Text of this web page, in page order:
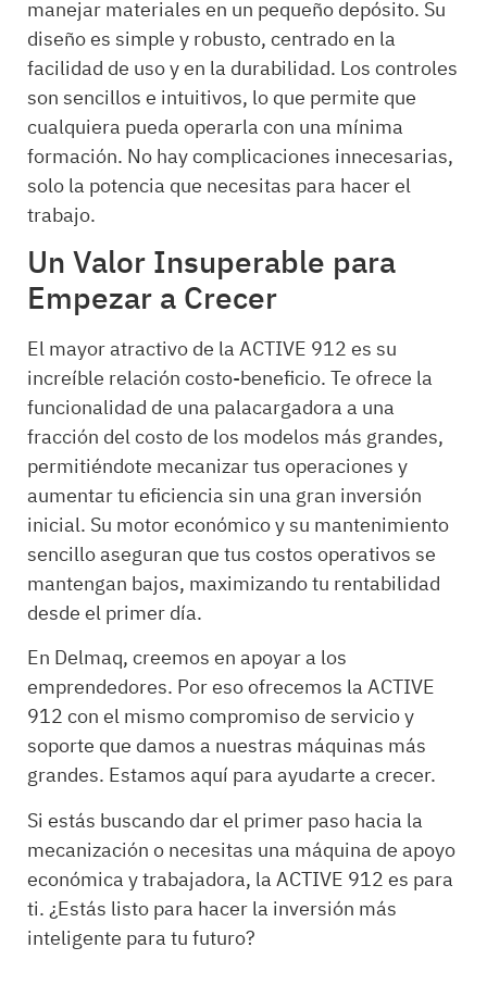
manejar materiales en un pequeño depósito. Su
diseño es simple y robusto, centrado en la
facilidad de uso y en la durabilidad. Los controles
son sencillos e intuitivos, lo que permite que
cualquiera pueda operarla con una mínima
formación. No hay complicaciones innecesarias,
solo la potencia que necesitas para hacer el
trabajo.
Un Valor Insuperable para
Empezar a Crecer
El mayor atractivo de la ACTIVE 912 es su
increíble relación costo-beneficio. Te ofrece la
funcionalidad de una palacargadora a una
fracción del costo de los modelos más grandes,
permitiéndote mecanizar tus operaciones y
aumentar tu eficiencia sin una gran inversión
inicial. Su motor económico y su mantenimiento
sencillo aseguran que tus costos operativos se
mantengan bajos, maximizando tu rentabilidad
desde el primer día.
En Delmaq, creemos en apoyar a los
emprendedores. Por eso ofrecemos la ACTIVE
912 con el mismo compromiso de servicio y
soporte que damos a nuestras máquinas más
grandes. Estamos aquí para ayudarte a crecer.
Si estás buscando dar el primer paso hacia la
mecanización o necesitas una máquina de apoyo
económica y trabajadora, la ACTIVE 912 es para
ti. ¿Estás listo para hacer la inversión más
inteligente para tu futuro?